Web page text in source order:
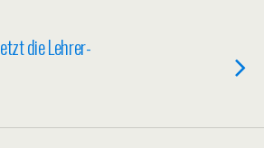
die Lehrer-